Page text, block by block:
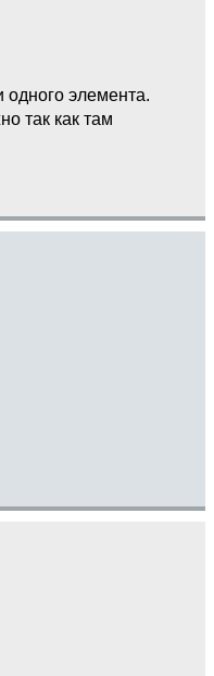
одного элемента.
так как там